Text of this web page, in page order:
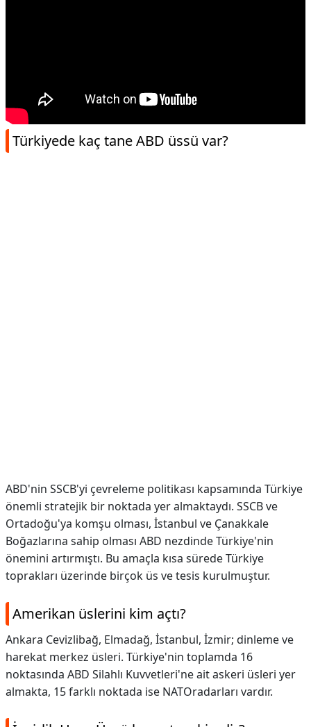
Türkiyede kaç tane ABD üssü var?
ABD'nin SSCB'yi çevreleme politikası kapsamında Türkiye
önemli stratejik bir noktada yer almaktaydı. SSCB ve
Ortadoğu'ya komşu olması, İstanbul ve Çanakkale
Boğazlarına sahip olması ABD nezdinde Türkiye'nin
önemini artırmıştı. Bu amaçla kısa sürede Türkiye
toprakları üzerinde birçok üs ve tesis kurulmuştur.
Amerikan üslerini kim açtı?
Ankara Cevizlibağ, Elmadağ, İstanbul, İzmir; dinleme ve
harekat merkez üsleri. Türkiye'nin toplamda 16
noktasında ABD Silahlı Kuvvetleri'ne ait askeri üsleri yer
almakta, 15 farklı noktada ise NATOradarları vardır.